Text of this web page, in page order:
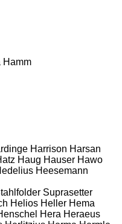
Hamm
Harrison Harsan
Haug Hauser Hawo
Heesemann
Suprasetter
Helios Heller Hema
Hera Heraeus